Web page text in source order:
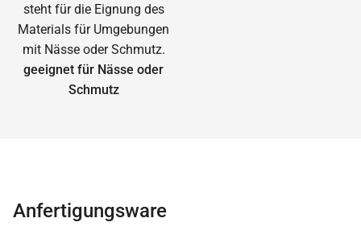
geeignet für Nässe oder
Schmutz
Anfertigungsware